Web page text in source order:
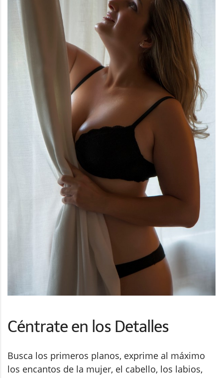
Céntrate en los Detalles
Busca los primeros planos, exprime al máximo
los encantos de la mujer, el cabello, los labios,